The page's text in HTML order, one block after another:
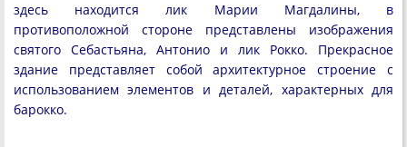
здесь находится лик Марии Магдалины, в
противоположной стороне представлены изображения
святого Себастьяна, Антонио и лик Рокко. Прекрасное
здание представляет собой архитектурное строение с
использованием элементов и деталей, характерных для
барокко.